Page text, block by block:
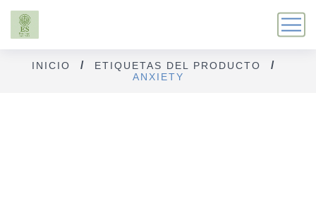
INICIO
ETIQUETAS DEL PRODUCTO
ANXIETY